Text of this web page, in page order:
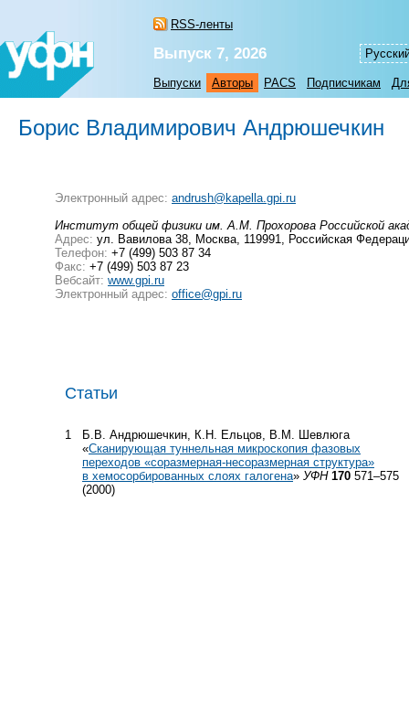
RSS-ленты
Выпуск 7, 2026
Выпуски Авторы PACS Подписчикам
Борис Владимирович Андрюшечкин
Электронный адрес: andrush@kapella.gpi.ru
Институт общей физики им. А.М. Прохорова Российской
Адрес: ул. Вавилова 38, Москва, 119991, Российская
Телефон: +7 (499) 503 87 34
Факс: +7 (499) 503 87 23
Вебсайт: www.gpi.ru
Электронный адрес: office@gpi.ru
Статьи
1
Б.В. Андрюшечкин, К.Н. Ельцов, В.М. Шевлюга
«Сканирующая туннельная микроскопия фазовых
переходов «соразмерная-несоразмерная структура»
в хемосорбированных слоях галогена» УФН 170 571–575
(2000)